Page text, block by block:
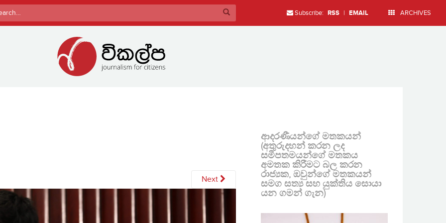
Subscribe: RSS | EMAIL ARCHIVES
Next
ආදරණීයන්ගේ මතකයන්
(අතුරුදහන් කරන ලද
සමීපතමයන්ගේ මතකය
අමතක කිරීමට බල කරන
රාජ්‍යක, ඔවුන්ගේ මතකයන්
සමග සත්‍ය සහ යුක්තිය සොයා
යන ගමන් ගැන)